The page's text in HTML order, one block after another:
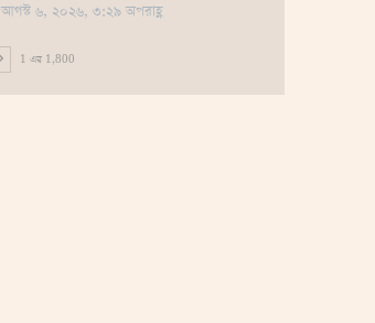
আগস্ট ৬, ২০২৬, ৩:২৯ অপরাহ্ণ
1 এর 1,800